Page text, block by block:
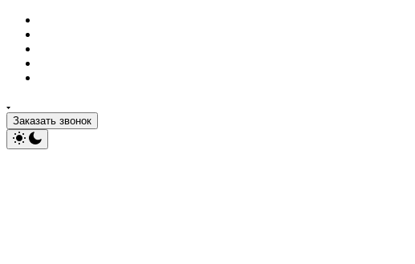
Заказать звонок